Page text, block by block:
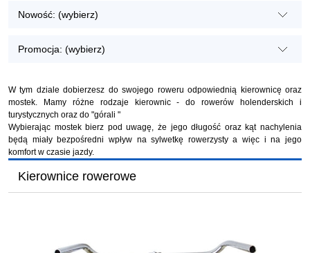
Nowość: (wybierz)
Promocja: (wybierz)
W tym dziale dobierzesz do swojego roweru odpowiednią kierownicę oraz
mostek. Mamy różne rodzaje kierownic - do rowerów holenderskich i
turystycznych oraz do "górali "
Wybierając mostek bierz pod uwagę, że jego długość oraz kąt nachylenia
będą miały bezpośredni wpływ na sylwetkę rowerzysty a więc i na jego
komfort w czasie jazdy.
Kierownice rowerowe